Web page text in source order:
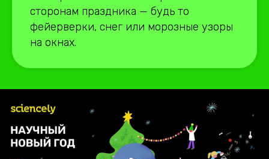
сторонам праздника — будь то
фейерверки, снег или морозные узоры
на окнах.